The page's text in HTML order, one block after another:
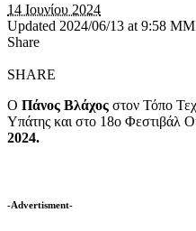
14 Ιουνίου 2024
Updated 2024/06/13 at 9:58 ΜΜ
Share
SHARE
Ο Πάνος Βλάχος στον Τόπο
Υπάτης και στο 18ο Φεστιβάλ
2024.
-Advertisment-